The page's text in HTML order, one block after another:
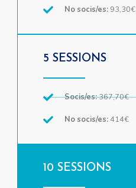
No socis/es: 93,30€
5 SESSIONS
Socis/es:367,70€
No socis/es:414€
10 SESSIONS